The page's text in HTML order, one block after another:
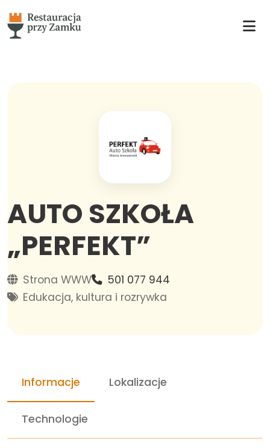
AUTO SZKOŁA
„PERFEKT”
Strona WWW
501 077 944
Edukacja, kultura i rozrywka
Informacje Lokalizacje
Technologie